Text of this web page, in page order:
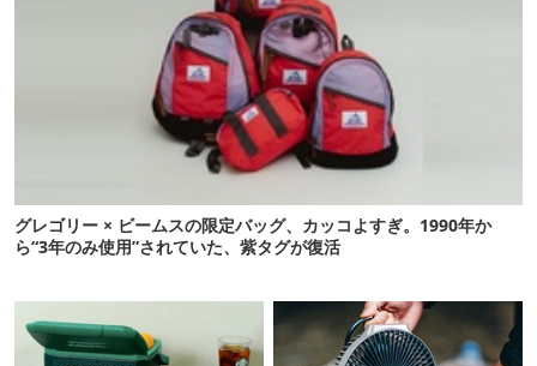
グレゴリー × ビームスの限定バッグ、カッコよすぎ。1990年か
ら“3年のみ使用”されていた、紫タグが復活